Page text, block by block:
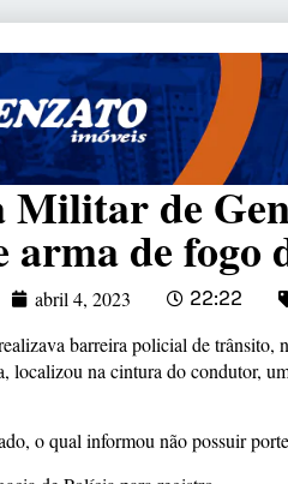
Militar de
arma de fogo
abril 4, 2023 22:22
barreira policial de trânsito,
localizou na cintura do condutor,
o qual informou não possuir